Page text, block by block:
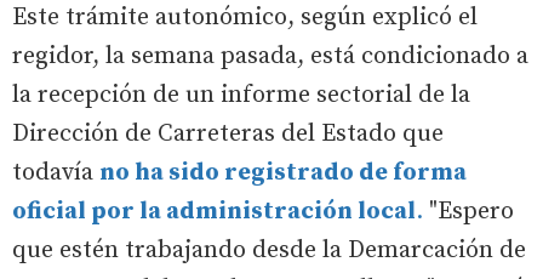
Este trámite autonómico, según explicó el
regidor, la semana pasada, está condicionado a
la recepción de un informe sectorial de la
Dirección de Carreteras del Estado que
todavía no ha sido registrado de forma
oficial por la administración local. "Espero
que estén trabajando desde la Demarcación de